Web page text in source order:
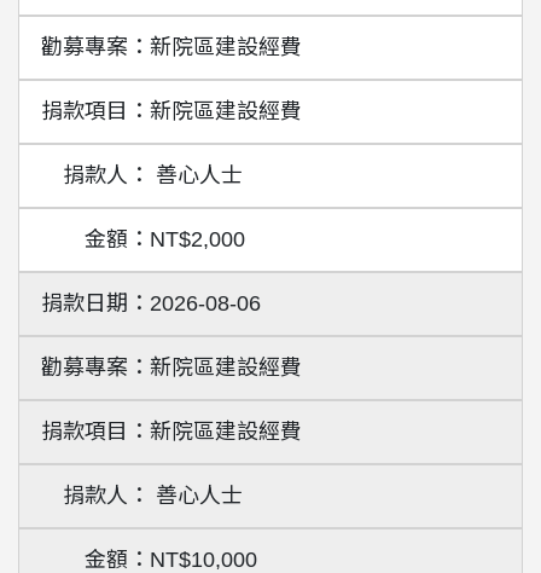
新院區建設經費
新院區建設經費
善心人士
NT$2,000
2026-08-06
新院區建設經費
新院區建設經費
善心人士
NT$10,000